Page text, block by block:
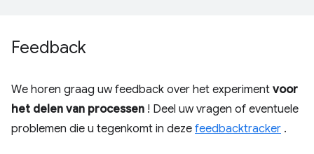
Feedback
We horen graag uw feedback over het experiment voor
het delen van processen ! Deel uw vragen of eventuele
problemen die u tegenkomt in deze feedbacktracker .